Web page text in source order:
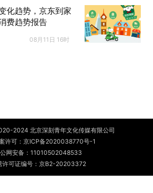
化趋势，京东到家
费趋势报告
08月11日 16时
2024 北京深刻青年文化传媒有限公司
许可： 京ICP备2020038770号-1
网安备： 11010502048533
许可证编号：京B2-20203372